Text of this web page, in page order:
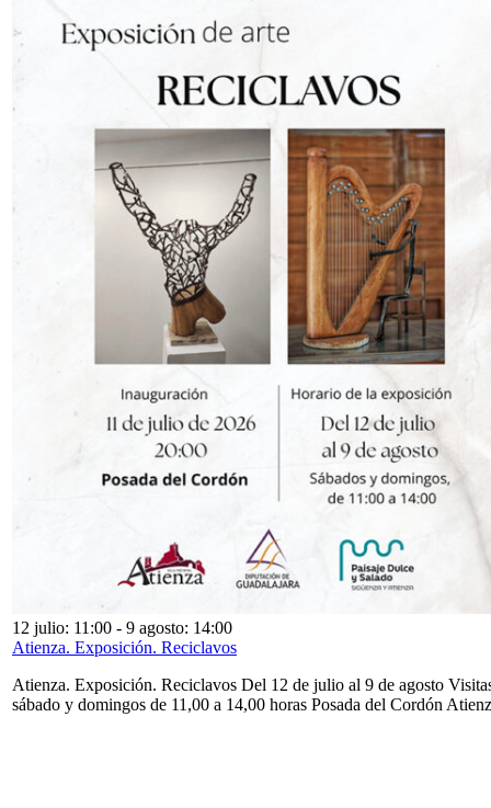
12 julio: 11:00 - 9 agosto: 14:00
Atienza. Exposición. Reciclavos
Atienza. Exposición. Reciclavos Del 12 de julio al 9 de agosto
sábado y domingos de 11,00 a 14,00 horas Posada del Cordón